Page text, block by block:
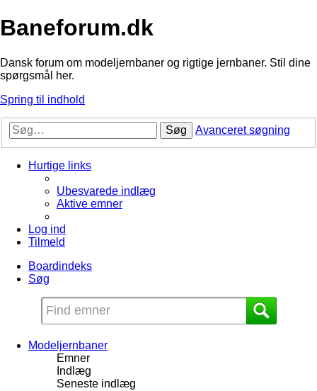
Baneforum.dk
Dansk forum om modeljernbaner og rigtige jernbaner. Stil dine
spørgsmål her.
Spring til indhold
Søg Avanceret søgning
Hurtige links
Ubesvarede indlæg
Aktive emner
Log ind
Tilmeld
Boardindeks
Søg
Modeljernbaner
Emner
Indlæg
Seneste indlæg